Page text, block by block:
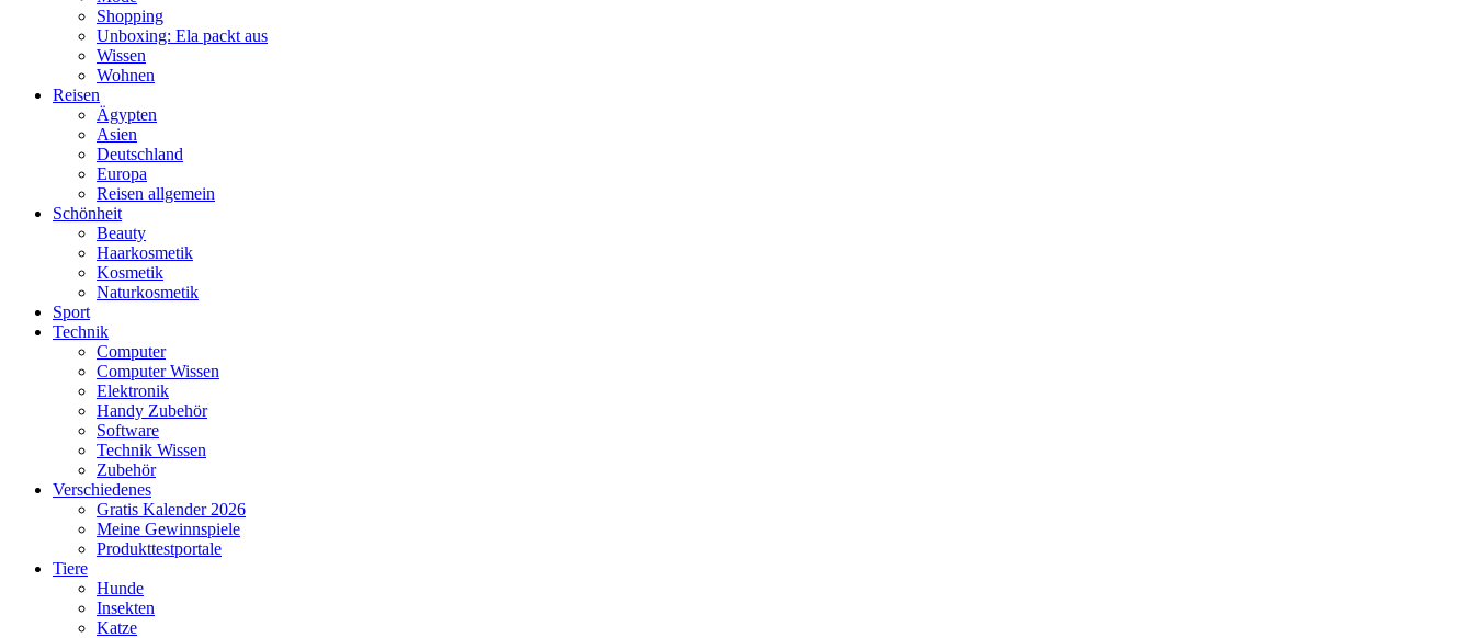
Shopping
Unboxing: Ela packt aus
Wissen
Wohnen
Reisen
Ägypten
Asien
Deutschland
Europa
Reisen allgemein
Schönheit
Beauty
Haarkosmetik
Kosmetik
Naturkosmetik
Sport
Technik
Computer
Computer Wissen
Elektronik
Handy Zubehör
Software
Technik Wissen
Zubehör
Verschiedenes
Gratis Kalender 2026
Meine Gewinnspiele
Produkttestportale
Tiere
Hunde
Insekten
Katze